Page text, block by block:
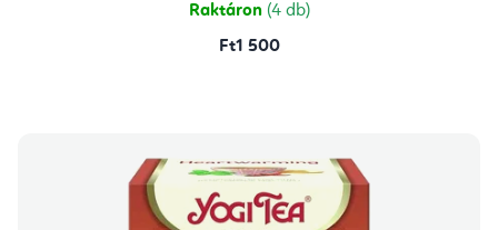
Raktáron (4 db)
Ft1 500